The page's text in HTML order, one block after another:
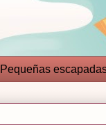
Pequeñas